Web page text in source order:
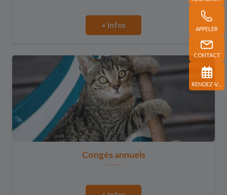
APPELER
CONTACT
RENDEZ-VOUS
+ infos
Congés annuels